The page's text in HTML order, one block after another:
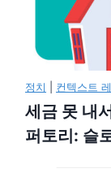
정치 컨텍스트
세금 못 내
퍼토리: 슬